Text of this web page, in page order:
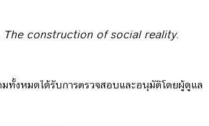
The construction of social reality.
ทั้งหมดได้รับการตรวจสอบและอนุมัติโดยผู้ดูแล